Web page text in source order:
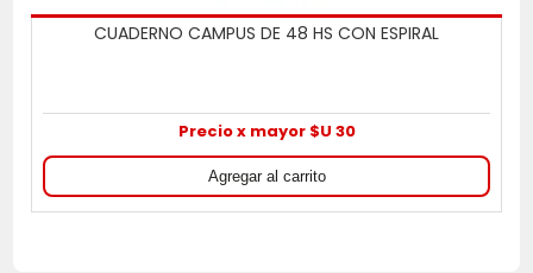
CUADERNO CAMPUS DE 48 HS CON ESPIRAL
Precio x mayor $U 30